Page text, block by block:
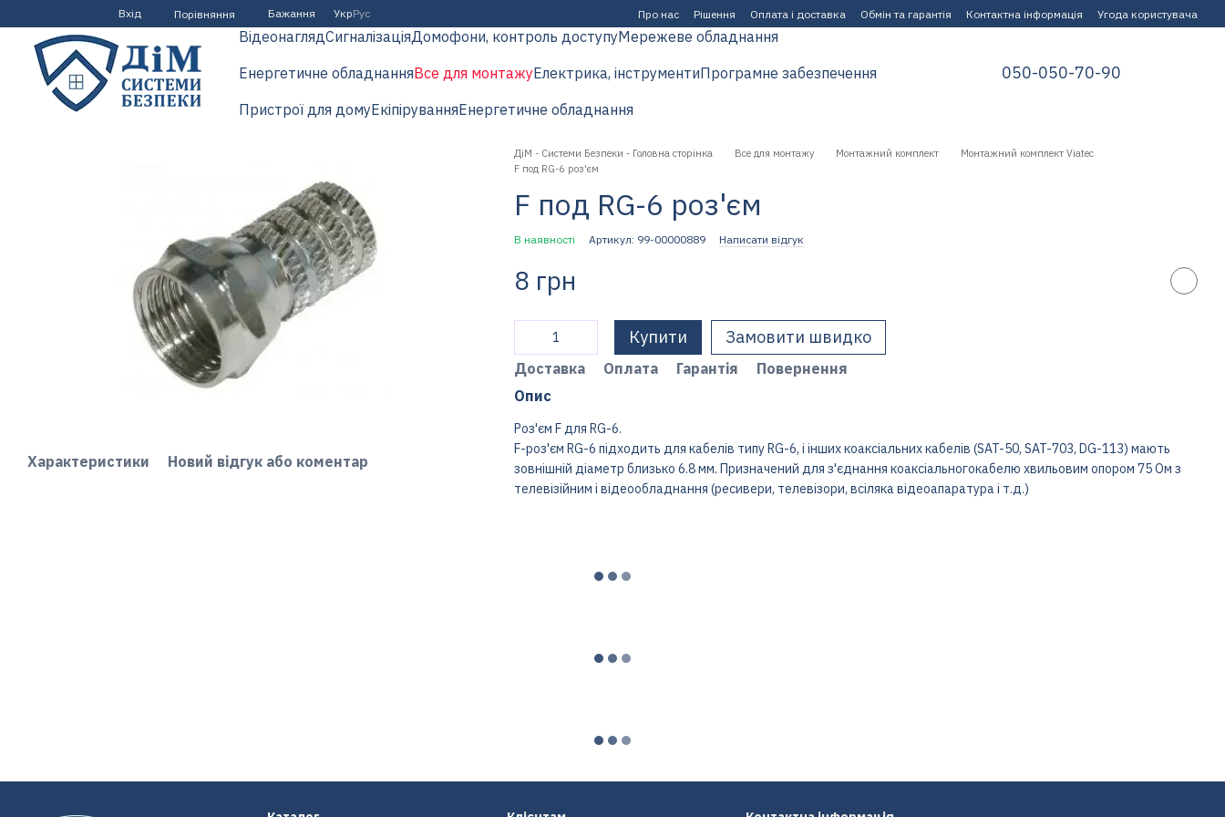
Перейти до основного контенту
Вхід Порівняння Бажання УкрРус Про нас Рішення Оплата і доставка Обмін та гарантія Контактна інформація Угода користувача
ВідеонаглядСигналізаціяДомофони, контроль доступуМережеве обладнання
Енергетичне обладнанняВсе для монтажуЕлектрика, інструментиПрограмне забезпечення
Пристрої для домуЕкіпіруванняЕнергетичне обладнання
050-050-70-90
Характеристики Новий відгук або коментар
ДіМ - Системи Безпеки - Головна сторінка Все для монтажу Монтажний комплект
Монтажний комплект Viatec
F под RG-6 роз'єм
F под RG-6 роз'єм
В наявності Артикул: 99-00000889 Написати відгук
8 грн
Купити Замовити швидко
Доставка Оплата Гарантія
Повернення
Опис
Роз'єм F для RG-6.
F-роз'єм RG-6 підходить для кабелів типу RG-6, і інших коаксіальних кабелів (SAT-50, SAT-703, DG-113) мають
зовнішній діаметр близько 6.8 мм. Призначений для з'єднання коаксіальногокабелю хвильовим опором 75 Ом з
телевізійним і відеообладнання (ресивери, телевізори, всіляка відеоапаратура і т.д.)